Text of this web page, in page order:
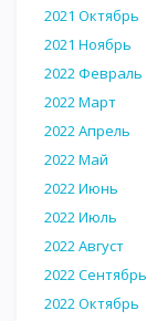
2021 Октябрь
2021 Ноябрь
2022 Февраль
2022 Март
2022 Апрель
2022 Май
2022 Июнь
2022 Июль
2022 Август
2022 Сентябрь
2022 Октябрь